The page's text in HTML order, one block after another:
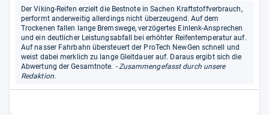
Der Viking-Reifen erzielt die Bestnote in Sachen Kraftstoffverbrauch,
performt anderweitig allerdings nicht überzeugend. Auf dem
Trockenen fallen lange Bremswege, verzögertes Einlenk-Ansprechen
und ein deutlicher Leistungsabfall bei erhöhter Reifentemperatur auf.
Auf nasser Fahrbahn übersteuert der ProTech NewGen schnell und
weist dabei merklich zu lange Gleitdauer auf. Daraus ergibt sich die
Abwertung der Gesamtnote. - Zusammengefasst durch unsere
Redaktion.